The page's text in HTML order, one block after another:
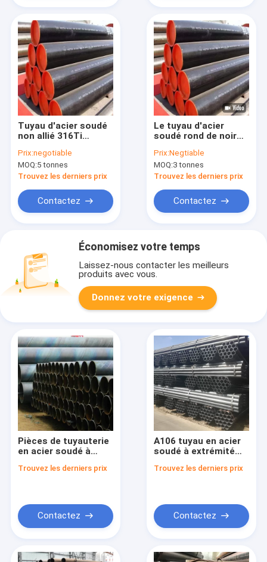
Tuyau d'acier soudé
non allié 316Ti
Prix:negotiable
MOQ:5 tonnes
Trouvez les derniers prix
Contactez
Le tuyau d'acier
soudé rond de noir
40 DIN 904L
Prix:Negtiable
MOQ:3 tonnes
Trouvez les derniers prix
Contactez
Économisez votre temps
Laissez-nous contacter les meilleurs
produits avec vous.
Donnez votre exigence
Pièces de tuyauterie
en acier soudé à
pour connexions
Trouvez les derniers prix
Contactez
A106 tuyau en acier
soudé à extrémité
paroi 0,3-3,0 mm
Trouvez les derniers prix
Contactez